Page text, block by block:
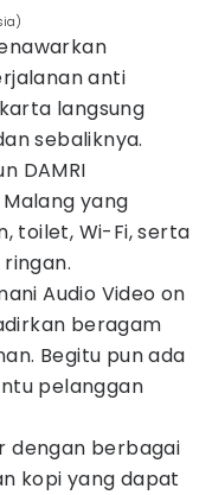
anti
langsung
sebaliknya.
DAMRI
yang
toilet, Wi-Fi, serta
Audio Video on
beragam
Begitu pun ada
pelanggan
dengan berbagai
kopi yang dapat